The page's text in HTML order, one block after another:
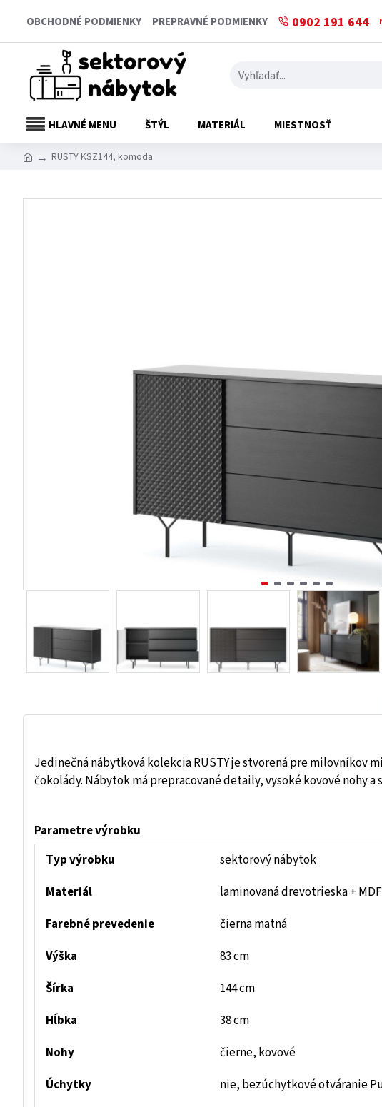
OBCHODNÉ PODMIENKY PREPRAVNÉ PODMIENKY 0902 191 644
HLAVNÉ MENU ŠTÝL MATERIÁL MIESTNOSŤ
RUSTY KSZ144, komoda
Jedinečná nábytková kolekcia RUSTY je stvorená pre
čokolády. Nábytok má prepracované detaily, vysoké kovové nohy a
Parametre výrobku
Typ výrobku
sektorový nábytok
Materiál
laminovaná drevotrieska + MDF
Farebné prevedenie
čierna matná
Výška
83 cm
Šírka
144 cm
Hĺbka
38 cm
Nohy
čierne, kovové
Úchytky
nie, bezúchytkové otváranie